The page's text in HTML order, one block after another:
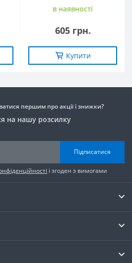
в наявностi
605 грн.
Купити
першим про акції і знижки?
на нашу розсилку
Підписатися
і згоден з вимогами